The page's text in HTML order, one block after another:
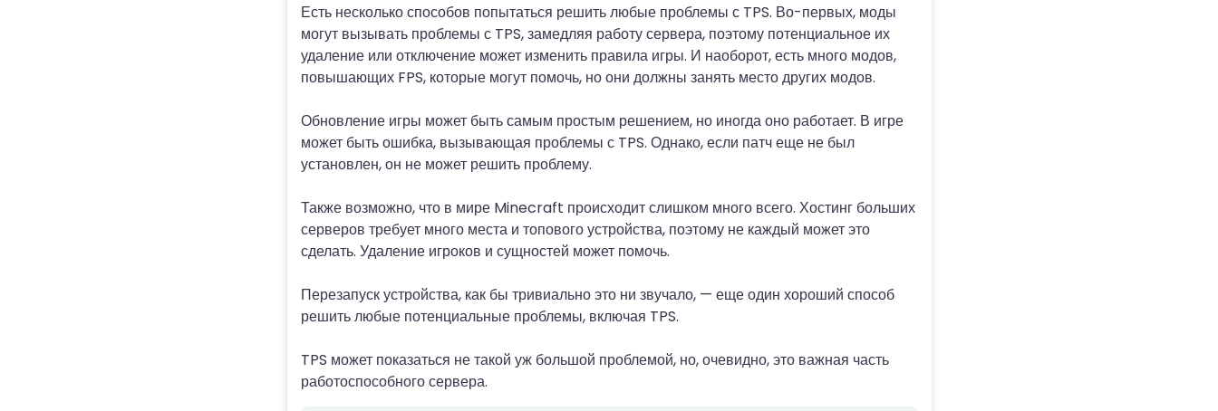
Есть несколько способов попытаться решить любые проблемы с TPS. Во-первых, моды
могут вызывать проблемы с TPS, замедляя работу сервера, поэтому потенциальное их
удаление или отключение может изменить правила игры. И наоборот, есть много модов,
повышающих FPS, которые могут помочь, но они должны занять место других модов.
Обновление игры может быть самым простым решением, но иногда оно работает. В игре
может быть ошибка, вызывающая проблемы с TPS. Однако, если патч еще не был
установлен, он не может решить проблему.
Также возможно, что в мире Minecraft происходит слишком много всего. Хостинг больших
серверов требует много места и топового устройства, поэтому не каждый может это
сделать. Удаление игроков и сущностей может помочь.
Перезапуск устройства, как бы тривиально это ни звучало, — еще один хороший способ
решить любые потенциальные проблемы, включая TPS.
TPS может показаться не такой уж большой проблемой, но, очевидно, это важная часть
работоспособного сервера.